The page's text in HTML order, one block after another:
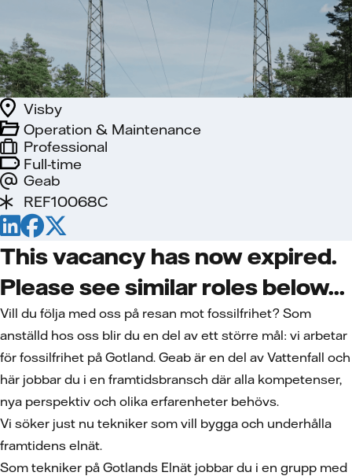
Full-time
Geab
Visby
Professional
Operation & Maintenance
REF10068C
This vacancy has now expired.
Please see similar roles below...
Vill du följa med oss på resan mot fossilfrihet? Som
anställd hos oss blir du en del av ett större mål: vi arbetar
för fossilfrihet på Gotland. Geab är en del av Vattenfall och
här jobbar du i en framtidsbransch där alla kompetenser,
nya perspektiv och olika erfarenheter behövs.
Vi söker just nu tekniker som vill bygga och underhålla
framtidens elnät.
Som tekniker på Gotlands Elnät jobbar du i en grupp med